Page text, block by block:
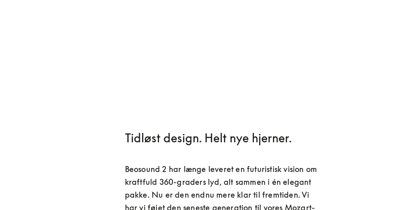
Tidløst design. Helt nye hjerner.
Beosound 2 har længe leveret en futuristisk vision om
kraftfuld 360-graders lyd, alt sammen i én elegant
pakke. Nu er den endnu mere klar til fremtiden. Vi
har vi føjet den seneste generation til vores Mozart-